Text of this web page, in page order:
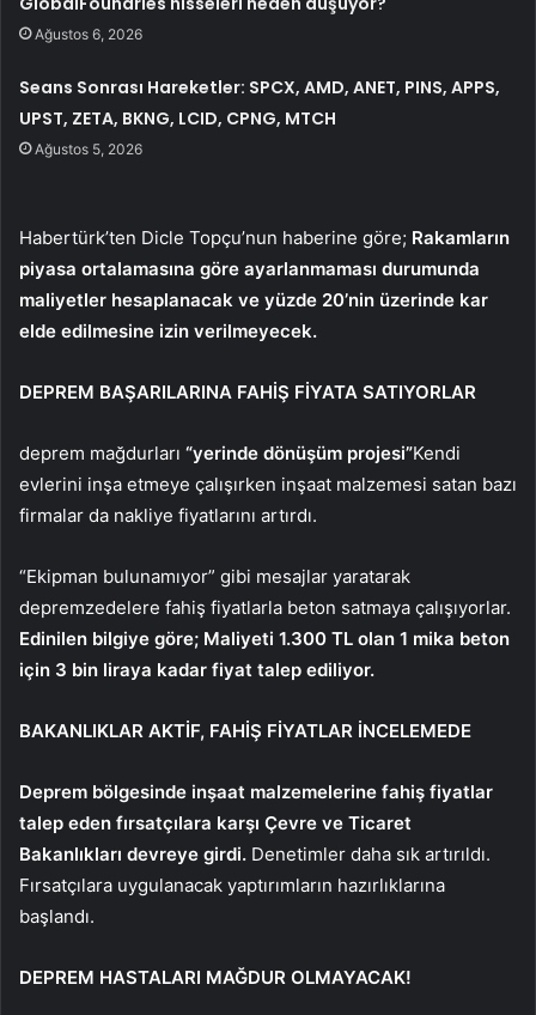
Ağustos 6, 2026
Seans Sonrası Hareketler: SPCX, AMD, ANET, PINS, APPS,
UPST, ZETA, BKNG, LCID, CPNG, MTCH
Ağustos 5, 2026
Habertürk’ten Dicle Topçu’nun haberine göre; Rakamların
piyasa ortalamasına göre ayarlanmaması durumunda
maliyetler hesaplanacak ve yüzde 20’nin üzerinde kar
elde edilmesine izin verilmeyecek.
DEPREM BAŞARILARINA FAHİŞ FİYATA SATIYORLAR
deprem mağdurları “yerinde dönüşüm projesi”Kendi
evlerini inşa etmeye çalışırken inşaat malzemesi satan bazı
firmalar da nakliye fiyatlarını artırdı.
“Ekipman bulunamıyor” gibi mesajlar yaratarak
depremzedelere fahiş fiyatlarla beton satmaya çalışıyorlar.
Edinilen bilgiye göre; Maliyeti 1.300 TL olan 1 mika beton
için 3 bin liraya kadar fiyat talep ediliyor.
BAKANLIKLAR AKTİF, FAHİŞ FİYATLAR İNCELEMEDE
Deprem bölgesinde inşaat malzemelerine fahiş fiyatlar
talep eden fırsatçılara karşı Çevre ve Ticaret
Bakanlıkları devreye girdi. Denetimler daha sık artırıldı.
Fırsatçılara uygulanacak yaptırımların hazırlıklarına
başlandı.
DEPREM HASTALARI MAĞDUR OLMAYACAK!